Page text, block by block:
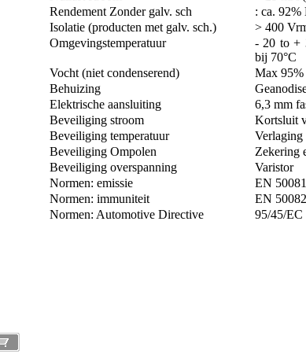
Rendement Zonder galv. sch
: ca. 92%
Isolatie (producten met galv. sch.)
> 400
Omgevingstemperatuur
- 20 to +
bij 70°C
Vocht (niet condenserend)
Max 95%
Behuizing
Elektrische aansluiting
6,3 mm
Beveiliging stroom
Kortsluit
Beveiliging temperatuur
Verlaging
Beveiliging Ompolen
Zekering
Beveiliging overspanning
Varistor
Normen: emissie
EN
Normen: immuniteit
EN
Normen: Automotive Directive
95/45/EC